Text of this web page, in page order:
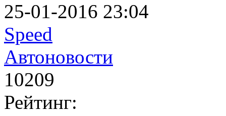
25-01-2016 23:04
Speed
Автоновости
10209
Рейтинг: